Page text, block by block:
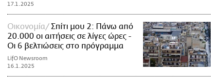
17.1.2025
Οικονομία
Σπίτι μου 2: Πάνω από
20.000 οι αιτήσεις σε λίγες ώρες -
Οι 6 βελτιώσεις στο πρόγραμμα
LifO Newsroom
16.1.2025